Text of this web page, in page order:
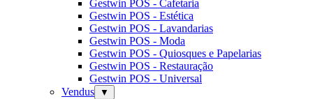
Gestwin POS - Cafetaria
Gestwin POS - Estética
Gestwin POS - Lavandarias
Gestwin POS - Moda
Gestwin POS - Quiosques e Papelarias
Gestwin POS - Restauração
Gestwin POS - Universal
Vendus
▼